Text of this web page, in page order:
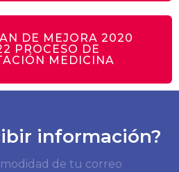
DE MEJORA 2020
PROCESO DE
MEDICINA
información?
de tu correo